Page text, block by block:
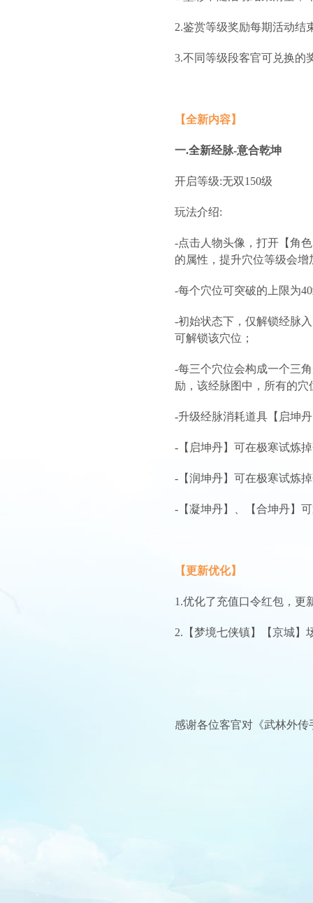
2.鉴赏等级奖励每期活动结
3.不同等级段客官可兑换的
【全新内容】
一.全新经脉-意合乾坤
开启等级:无双150级
玩法介绍:
-点击人物头像，打开【角
的属性，提升穴位等级会
-每个穴位可突破的上限为
-初始状态下，仅解锁经脉
可解锁该穴位；
-每三个穴位会构成一个三
励，该经脉图中，所有的
-升级经脉消耗道具【启坤
-【启坤丹】可在极寒试炼
-【润坤丹】可在极寒试炼
-【凝坤丹】、【合坤丹】
【更新优化】
1.优化了充值口令红包，更
2.【梦境七侠镇】【京城】
感谢各位客官对《武林外